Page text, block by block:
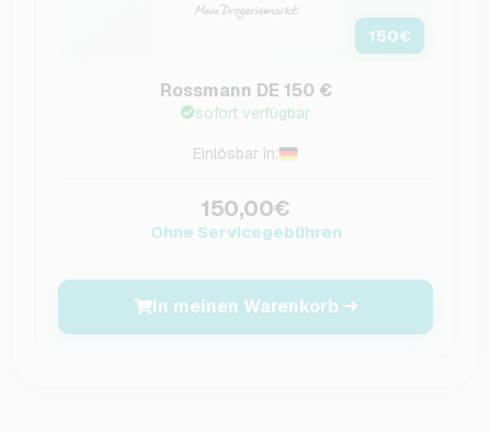
150€
Rossmann DE 150 €
sofort verfügbar
Einlösbar in:
150,00€
Ohne Servicegebühren
In meinen Warenkorb